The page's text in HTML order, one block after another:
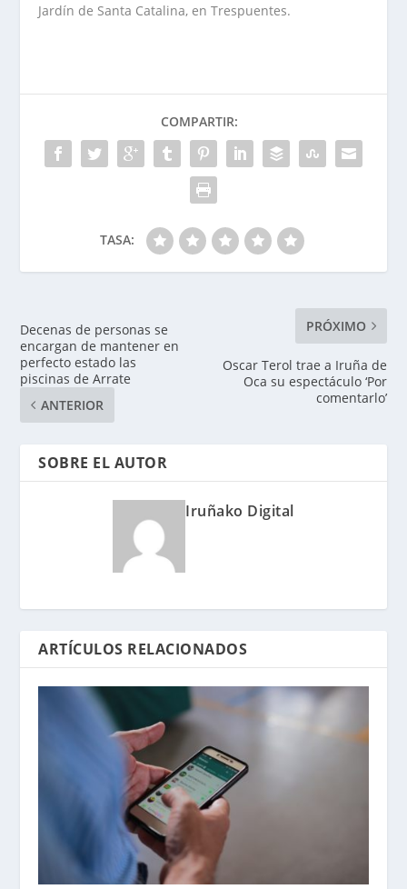
Jardín de Santa Catalina, en Trespuentes.
COMPARTIR:
TASA:
Decenas de personas se
encargan de mantener en
perfecto estado las
piscinas de Arrate
ANTERIOR
PRÓXIMO
Oscar Terol trae a Iruña de
Oca su espectáculo ‘Por
comentarlo’
SOBRE EL AUTOR
Iruñako Digital
ARTÍCULOS RELACIONADOS